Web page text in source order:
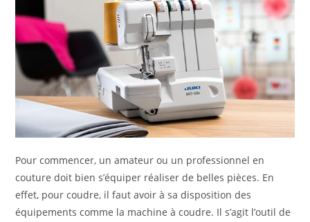
Pour commencer, un amateur ou un professionnel en
couture doit bien s’équiper réaliser de belles pièces. En
effet, pour coudre, il faut avoir à sa disposition des
équipements comme la machine à coudre. Il s’agit l’outil de